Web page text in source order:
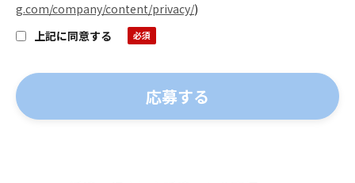
g.com/company/content/privacy/)
上記に同意する